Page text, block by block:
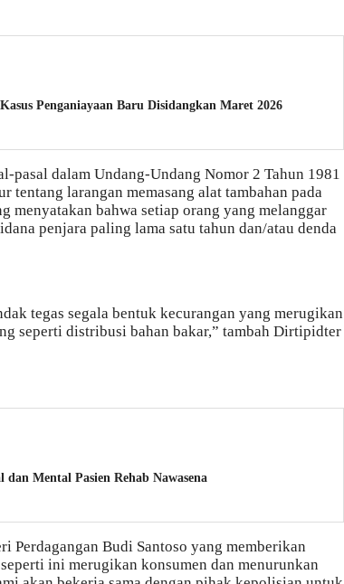
Penganiayaan Baru Disidangkan Maret 2026
pasal dalam Undang-Undang Nomor 2 Tahun 1981
larangan memasang alat tambahan pada
menyatakan bahwa setiap orang yang melanggar
penjara paling lama satu tahun dan/atau denda
tegas segala bentuk kecurangan yang merugikan
seperti distribusi bahan bakar,” tambah Dirtipidter
Mental Pasien Rehab Nawasena
Perdagangan Budi Santoso yang memberikan
ini merugikan konsumen dan menurunkan